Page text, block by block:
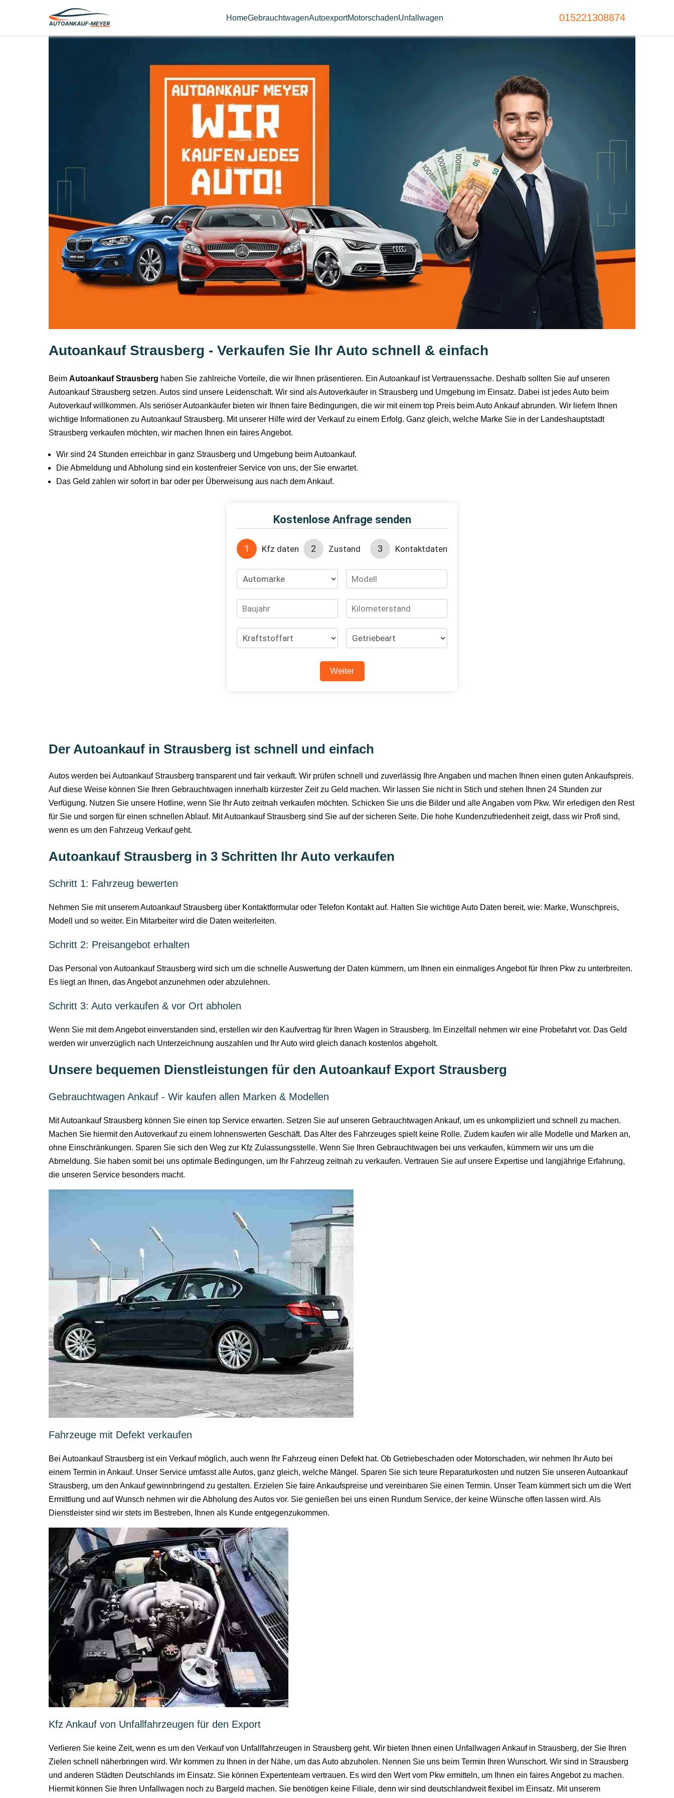
HomeGebrauchtwagenAutoexportMotorschadenUnfallwagen 015221308874
Autoankauf Strausberg - Verkaufen Sie Ihr Auto schnell & einfach
Beim Autoankauf Strausberg haben Sie zahlreiche Vorteile, die wir Ihnen präsentieren. Ein Autoankauf ist Vertrauenssache. Deshalb sollten Sie auf unseren
Autoankauf Strausberg setzen. Autos sind unsere Leidenschaft. Wir sind als Autoverkäufer in Strausberg und Umgebung im Einsatz. Dabei ist jedes Auto beim
Autoverkauf willkommen. Als seriöser Autoankäufer bieten wir Ihnen faire Bedingungen, die wir mit einem top Preis beim Auto Ankauf abrunden. Wir liefern Ihnen
wichtige Informationen zu Autoankauf Strausberg. Mit unserer Hilfe wird der Verkauf zu einem Erfolg. Ganz gleich, welche Marke Sie in der Landeshauptstadt
Strausberg verkaufen möchten, wir machen Ihnen ein faires Angebot.
Wir sind 24 Stunden erreichbar in ganz Strausberg und Umgebung beim Autoankauf.
Die Abmeldung und Abholung sind ein kostenfreier Service von uns, der Sie erwartet.
Das Geld zahlen wir sofort in bar oder per Überweisung aus nach dem Ankauf.
Der Autoankauf in Strausberg ist schnell und einfach
Autos werden bei Autoankauf Strausberg transparent und fair verkauft. Wir prüfen schnell und zuverlässig Ihre Angaben und machen Ihnen einen guten Ankaufspreis.
Auf diese Weise können Sie Ihren Gebrauchtwagen innerhalb kürzester Zeit zu Geld machen. Wir lassen Sie nicht in Stich und stehen Ihnen 24 Stunden zur
Verfügung. Nutzen Sie unsere Hotline, wenn Sie Ihr Auto zeitnah verkaufen möchten. Schicken Sie uns die Bilder und alle Angaben vom Pkw. Wir erledigen den Rest
für Sie und sorgen für einen schnellen Ablauf. Mit Autoankauf Strausberg sind Sie auf der sicheren Seite. Die hohe Kundenzufriedenheit zeigt, dass wir Profi sind,
wenn es um den Fahrzeug Verkauf geht.
Autoankauf Strausberg in 3 Schritten Ihr Auto verkaufen
Schritt 1: Fahrzeug bewerten
Nehmen Sie mit unserem Autoankauf Strausberg über Kontaktformular oder Telefon Kontakt auf. Halten Sie wichtige Auto Daten bereit, wie: Marke, Wunschpreis,
Modell und so weiter. Ein Mitarbeiter wird die Daten weiterleiten.
Schritt 2: Preisangebot erhalten
Das Personal von Autoankauf Strausberg wird sich um die schnelle Auswertung der Daten kümmern, um Ihnen ein einmaliges Angebot für Ihren Pkw zu unterbreiten.
Es liegt an Ihnen, das Angebot anzunehmen oder abzulehnen.
Schritt 3: Auto verkaufen & vor Ort abholen
Wenn Sie mit dem Angebot einverstanden sind, erstellen wir den Kaufvertrag für Ihren Wagen in Strausberg. Im Einzelfall nehmen wir eine Probefahrt vor. Das Geld
werden wir unverzüglich nach Unterzeichnung auszahlen und Ihr Auto wird gleich danach kostenlos abgeholt.
Unsere bequemen Dienstleistungen für den Autoankauf Export Strausberg
Gebrauchtwagen Ankauf - Wir kaufen allen Marken & Modellen
Mit Autoankauf Strausberg können Sie einen top Service erwarten. Setzen Sie auf unseren Gebrauchtwagen Ankauf, um es unkompliziert und schnell zu machen.
Machen Sie hiermit den Autoverkauf zu einem lohnenswerten Geschäft. Das Alter des Fahrzeuges spielt keine Rolle. Zudem kaufen wir alle Modelle und Marken an,
ohne Einschränkungen. Sparen Sie sich den Weg zur Kfz Zulassungsstelle. Wenn Sie Ihren Gebrauchtwagen bei uns verkaufen, kümmern wir uns um die
Abmeldung. Sie haben somit bei uns optimale Bedingungen, um Ihr Fahrzeug zeitnah zu verkaufen. Vertrauen Sie auf unsere Expertise und langjährige Erfahrung,
die unseren Service besonders macht.
Fahrzeuge mit Defekt verkaufen
Bei Autoankauf Strausberg ist ein Verkauf möglich, auch wenn Ihr Fahrzeug einen Defekt hat. Ob Getriebeschaden oder Motorschaden, wir nehmen Ihr Auto bei
einem Termin in Ankauf. Unser Service umfasst alle Autos, ganz gleich, welche Mängel. Sparen Sie sich teure Reparaturkosten und nutzen Sie unseren Autoankauf
Strausberg, um den Ankauf gewinnbringend zu gestalten. Erzielen Sie faire Ankaufspreise und vereinbaren Sie einen Termin. Unser Team kümmert sich um die Wert
Ermittlung und auf Wunsch nehmen wir die Abholung des Autos vor. Sie genießen bei uns einen Rundum Service, der keine Wünsche offen lassen wird. Als
Dienstleister sind wir stets im Bestreben, Ihnen als Kunde entgegenzukommen.
Kfz Ankauf von Unfallfahrzeugen für den Export
Verlieren Sie keine Zeit, wenn es um den Verkauf von Unfallfahrzeugen in Strausberg geht. Wir bieten Ihnen einen Unfallwagen Ankauf in Strausberg, der Sie Ihren
Zielen schnell näherbringen wird. Wir kommen zu Ihnen in der Nähe, um das Auto abzuholen. Nennen Sie uns beim Termin Ihren Wunschort. Wir sind in Strausberg
und anderen Städten Deutschlands im Einsatz. Sie können Expertenteam vertrauen. Es wird den Wert vom Pkw ermitteln, um Ihnen ein faires Angebot zu machen.
Hiermit können Sie Ihren Unfallwagen noch zu Bargeld machen. Sie benötigen keine Filiale, denn wir sind deutschlandweit flexibel im Einsatz. Mit unserem